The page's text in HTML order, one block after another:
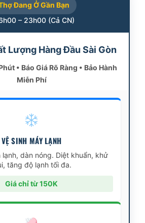
Đang Ở Gần Bạn
– 23h00 (Cả CN)
Lượng Hàng Đầu Sài Gòn
• Báo Giá Rõ Ràng • Bảo Hành
Miễn Phí
VỆ SINH MÁY LẠNH
lạnh, dàn nóng. Diệt khuẩn, khử
tăng độ lạnh tối đa.
Giá chỉ từ 150K